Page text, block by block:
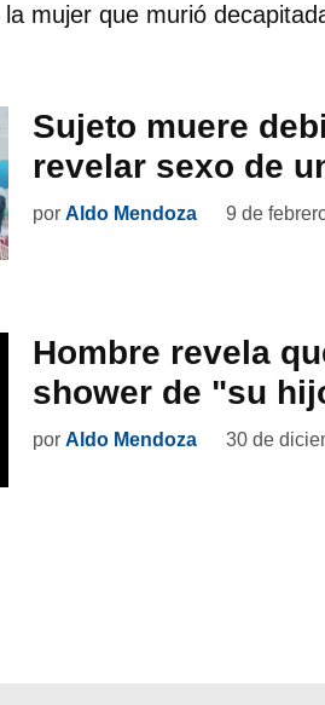
mujer que murió
Sujeto muere
revelar sexo de
por Aldo Mendoza 9 de
Hombre revela
shower de "su
por Aldo Mendoza 30 de